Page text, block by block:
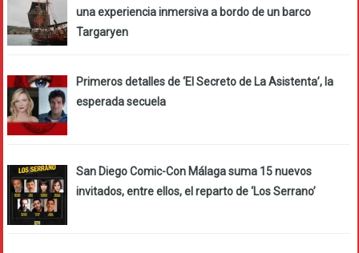
una experiencia inmersiva a bordo de un barco
Targaryen
Primeros detalles de ‘El Secreto de La Asistenta’, la
esperada secuela
San Diego Comic-Con Málaga suma 15 nuevos
invitados, entre ellos, el reparto de ‘Los Serrano’